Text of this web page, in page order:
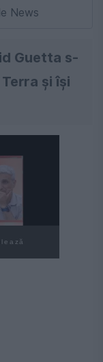
News
Guetta s-
și își